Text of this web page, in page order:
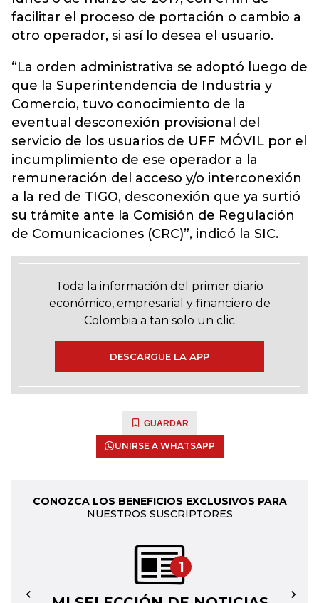
facilitar el proceso de portación o cambio a
otro operador, si así lo desea el usuario.
“La orden administrativa se adoptó luego de
que la Superintendencia de Industria y
Comercio, tuvo conocimiento de la
eventual desconexión provisional del
servicio de los usuarios de UFF MÓVIL por el
incumplimiento de ese operador a la
remuneración del acceso y/o interconexión
a la red de TIGO, desconexión que ya surtió
su trámite ante la Comisión de Regulación
de Comunicaciones (CRC)”, indicó la SIC.
Toda la información del primer diario
económico, empresarial y financiero de
Colombia a tan solo un clic
DESCARGUE LA APP
GUARDAR
UNIRSE A WHATSAPP
CONOZCA LOS BENEFICIOS EXCLUSIVOS PARA
NUESTROS SUSCRIPTORES
1
← →